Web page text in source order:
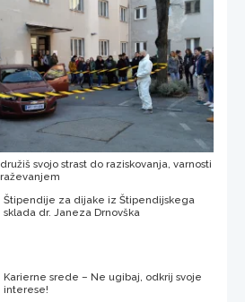
svojo strast do raziskovanja, varnosti
Štipendije za dijake iz Štipendijskega
sklada dr. Janeza Drnovška
Karierne srede – Ne ugibaj, odkrij svoje
interese!